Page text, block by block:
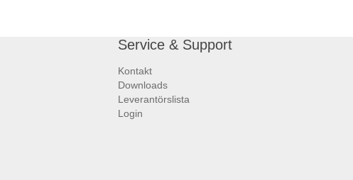
Service & Support
Kontakt
Downloads
Leverantörslista
Login